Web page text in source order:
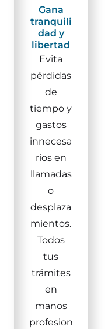
Gana
tranquili
dad y
libertad
Evita
pérdidas
de
tiempo y
gastos
innecesa
rios en
llamadas
o
desplaza
mientos.
Todos
tus
trámites
en
manos
profesion